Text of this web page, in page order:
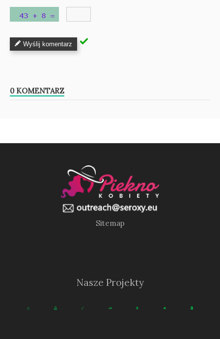
Wyślij komentarz
0 KOMENTARZ
Sitemap
Nasze Projekty